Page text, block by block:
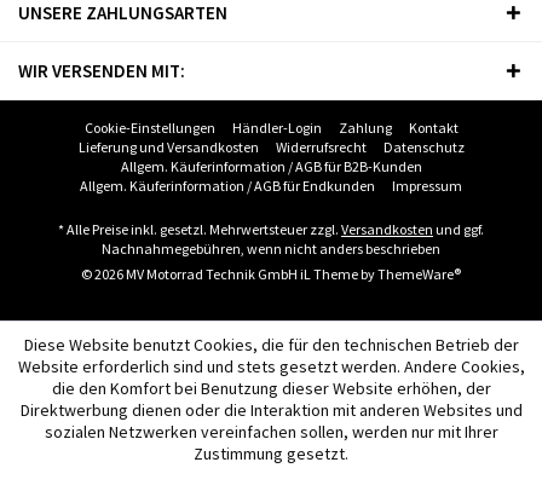
UNSERE ZAHLUNGSARTEN
WIR VERSENDEN MIT:
Cookie-Einstellungen Händler-Login Zahlung
Kontakt
Lieferung und Versandkosten
Widerrufsrecht
Datenschutz
Allgem. Käuferinformation / AGB für B2B-Kunden
Allgem. Käuferinformation / AGB für Endkunden
Impressum
* Alle Preise inkl. gesetzl. Mehrwertsteuer zzgl. Versandkosten und ggf.
Nachnahmegebühren, wenn nicht anders beschrieben
© 2026 MV Motorrad Technik GmbH iL Theme byThemeWare®
Diese Website benutzt Cookies, die für den technischen Betrieb der
Website erforderlich sind und stets gesetzt werden. Andere Cookies,
die den Komfort bei Benutzung dieser Website erhöhen, der
Direktwerbung dienen oder die Interaktion mit anderen Websites und
sozialen Netzwerken vereinfachen sollen, werden nur mit Ihrer
Zustimmung gesetzt.